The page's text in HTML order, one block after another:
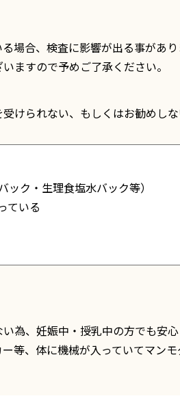
場合、検査に影響が出る事があり
ますので予めご了承ください。
けられない、もしくはお勧めし
ク・生理食塩水バック等）
ている
為、妊娠中・授乳中の方でも安心
等、体に機械が入っていてマン